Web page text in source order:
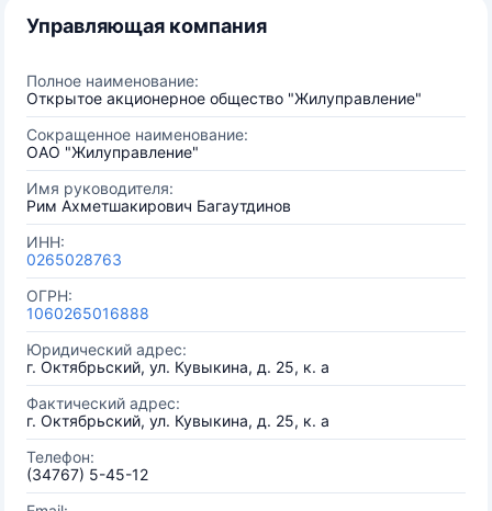
Управляющая компания
Полное наименование:
Открытое акционерное общество "Жилуправление"
Сокращенное наименование:
ОАО "Жилуправление"
Имя руководителя:
Рим Ахметшакирович Багаутдинов
ИНН:
0265028763
ОГРН:
1060265016888
Юридический адрес:
г. Октябрьский, ул. Кувыкина, д. 25, к. а
Фактический адрес:
г. Октябрьский, ул. Кувыкина, д. 25, к. а
Телефон:
(34767) 5-45-12